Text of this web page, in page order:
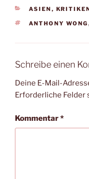
KATEGORIEN
ASIEN ,
SCHLAGWÖRTER
ANTHONY WONG
Schreibe einen
Deine E-Mail-
Erforderliche Felder
Kommentar*